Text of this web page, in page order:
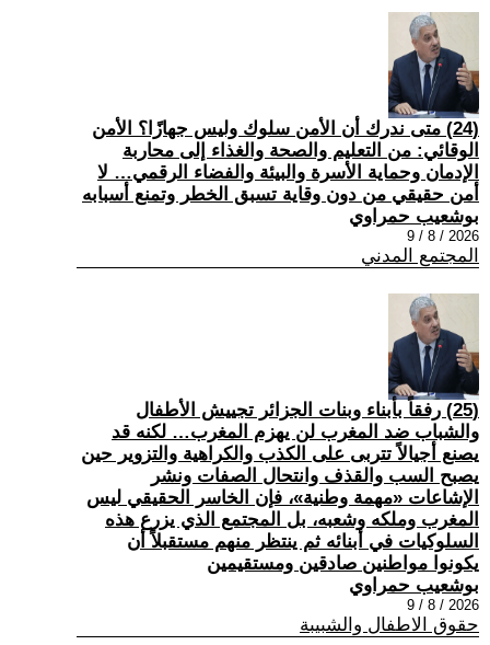
(24) متى ندرك أن الأمن سلوك وليس جهازًا؟ الأمن
الوقائي: من التعليم والصحة والغذاء إلى محاربة
الإدمان وحماية الأسرة والبيئة والفضاء الرقمي… لا
أمن حقيقي من دون وقاية تسبق الخطر وتمنع أسبابه
بوشعيب حمراوي
2026 / 8 / 9
المجتمع المدني
(25) رفقاً بأبناء وبنات الجزائر تجييش الأطفال
والشباب ضد المغرب لن يهزم المغرب… لكنه قد
يصنع أجيالاً تتربى على الكذب والكراهية والتزوير حين
يصبح السب والقذف وانتحال الصفات ونشر
الإشاعات «مهمة وطنية»، فإن الخاسر الحقيقي ليس
المغرب وملكه وشعبه، بل المجتمع الذي يزرع هذه
السلوكيات في أبنائه ثم ينتظر منهم مستقبلاً أن
يكونوا مواطنين صادقين ومستقيمين
بوشعيب حمراوي
2026 / 8 / 9
حقوق الاطفال والشبيبة